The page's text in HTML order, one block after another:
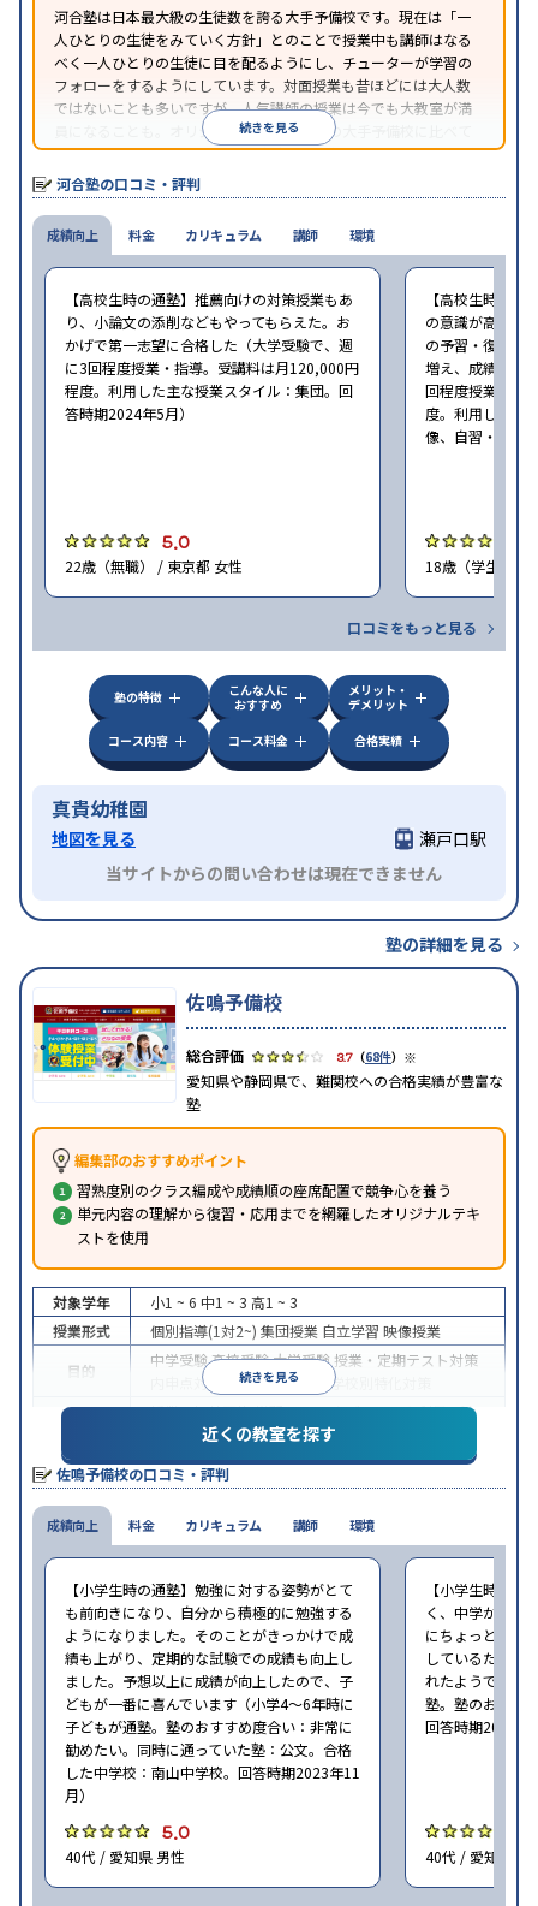
河合塾は日本最大級の生徒数を誇る大手予備校です。現在は「一
人ひとりの生徒をみていく方針」とのことで授業中も講師はなる
べく一人ひとりの生徒に目を配るようにし、チューターが学習の
フォローをするようにしています。対面授業も昔ほどには大人数
ではないことも多いですが、人気講師の授業は今でも大教室が満
員になることも。オリジナルテキストは他の大手予備校に比べて
分かりやすく作っています。模試データに定評があり、偏差値分析
で受験戦略を立案していきます。
続きを見る
河合塾の口コミ・評判
成績向上
【高校生時の通塾】推薦向けの対策授業もあ
り、小論文の添削などもやってもらえた。お
かげで第一志望に合格した（大学受験で、週
に3回程度授業・指導。受講料は月120,000円
程度。利用した主な授業スタイル：集団。回
答時期2024年5月）
5.0
22歳（無職） / 東京都 女性
【高校生時の通
の意識が高まり
の予習・復習が
増え、成績が上
回程度授業・指
度。利用した主
像、自習・自立
18歳（学生） /
口コミをもっと見る
料金 カリキュラム 講師 環境
塾の特徴
こんな人に
おすすめ
メリット・
デメリット
コース内容
コース料金 合格実績
真貴幼稚園
地図を見る
瀬戸口駅
当サイトからの問い合わせは現在できません
塾の詳細を見る
佐鳴予備校
3.7 （68件） ※
愛知県や静岡県で、難関校への合格実績が豊富な
塾
編集部のおすすめポイント
習熟度別のクラス編成や成績順の座席配置で競争心を養う
単元内容の理解から復習・応用までを網羅したオリジナルテキ
ストを使用
続きを見る
対象学年 小1 ~ 6 中1 ~ 3 高1 ~ 3
授業形式
個別指導(1対2~) 集団授業 自立学習 映像授業
目的
中学受験高校受験大学受験 授業・定期テスト対策
内申点対策
学習習慣の定着
学校別特化対策
授業の振替可能学習にPC・タブレットを利用1科
目から受講可能季節講習のみの受講可
※2023年10月調査。小学校高学年の集団塾アンケート調査方法を参照
近くの教室を探す
佐鳴予備校の口コミ・評判
成績向上
【小学生時の通塾】勉強に対する姿勢がとて
も前向きになり、自分から積極的に勉強する
ようになりました。そのことがきっかけで成
績も上がり、定期的な試験での成績も向上し
ました。予想以上に成績が向上したので、子
どもが一番に喜んでいます（小学4〜6年時に
子どもが通塾。塾のおすすめ度合い：非常に
勧めたい。同時に通っていた塾：公文。合格
した中学校：南山中学校。回答時期2023年11
月）
5.0
40代 / 愛知県 男性
【小学生時の通
く、中学から始
にちょっと通い
しているため、
れたようでした
塾。塾のおすす
回答時期2023年
40代 / 愛知県 男
料金 カリキュラム 講師 環境